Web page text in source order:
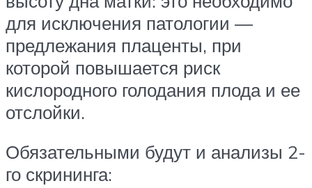
для исключения патологии —
предлежания плаценты, при
которой повышается риск
кислородного голодания плода и ее
отслойки.
Обязательными будут и анализы 2-
го скрининга: